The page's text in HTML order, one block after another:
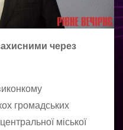
через
громадських
міської